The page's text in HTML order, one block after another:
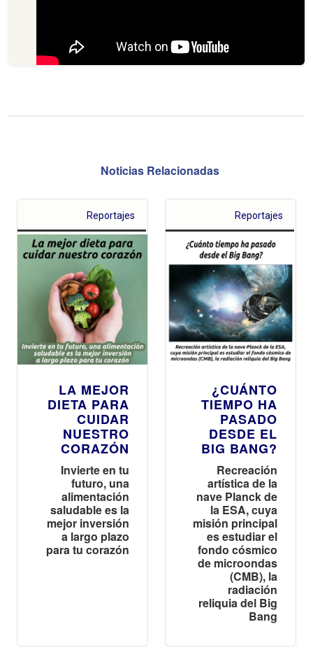
Noticias Relacionadas
Reportajes
LA MEJOR
DIETA PARA
CUIDAR
NUESTRO
CORAZÓN
Invierte en tu
futuro, una
alimentación
saludable es la
mejor inversión
a largo plazo
para tu corazón
Reportajes
¿CUÁNTO
TIEMPO HA
PASADO
DESDE EL
BIG BANG?
Recreación
artística de la
nave Planck de
la ESA, cuya
misión principal
es estudiar el
fondo cósmico
de microondas
(CMB), la
radiación
reliquia del Big
Bang